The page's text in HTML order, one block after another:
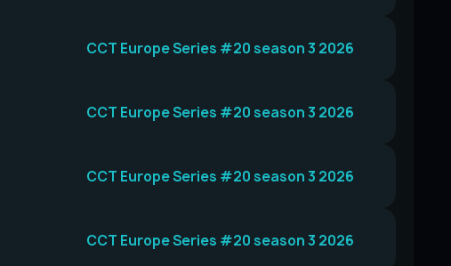
CCT Europe Series #20 season 3 2026
CCT Europe Series #20 season 3 2026
CCT Europe Series #20 season 3 2026
CCT Europe Series #20 season 3 2026